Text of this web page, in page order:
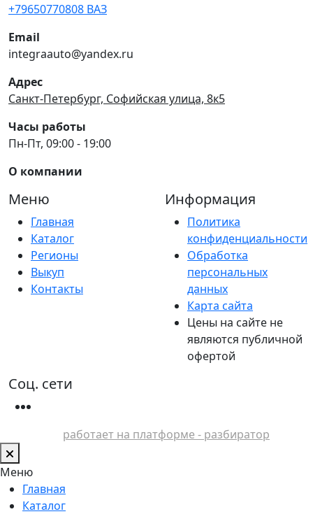
+79650770808 ВАЗ
Email
integraauto@yandex.ru
Адрес
Санкт-Петербург, Софийская улица, 8к5
Часы работы
Пн-Пт, 09:00 - 19:00
О компании
Меню
Главная
Каталог
Регионы
Выкуп
Контакты
Информация
Политика
конфиденциальности
Обработка
персональных
данных
Карта сайта
Цены на сайте не
являются публичной
офертой
Соц. сети
работает на платформе - разбиратор
Меню
Главная
Каталог